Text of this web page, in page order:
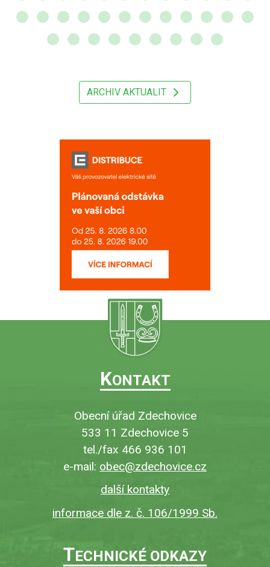
ARCHIV AKTUALIT
KONTAKT
Obecní úřad Zdechovice
533 11 Zdechovice 5
tel./fax 466 936 101
e-mail: obec@zdechovice.cz
další kontakty
informace dle z. č. 106/1999 Sb.
TECHNICKÉ ODKAZY